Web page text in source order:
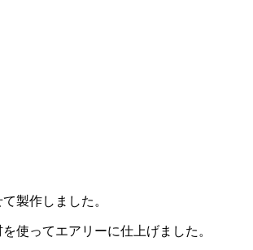
製作しました。
使ってエアリーに仕上げました。